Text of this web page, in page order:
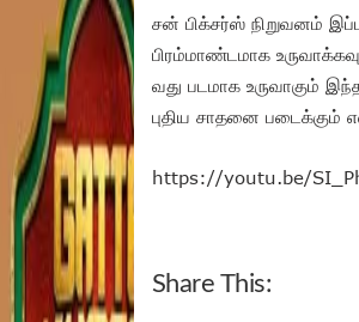
சன் பிக்சர்ஸ் நிறுவனம்
பிரம்மாண்டமாக
வது படமாக உருவாகும்
புதிய சாதனை படைக்கும்
https://youtu.be/
Share This: